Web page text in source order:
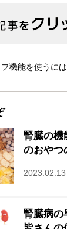
機能を使うには
腎臓の機
のおやつ
2023.02.13
腎臓病の